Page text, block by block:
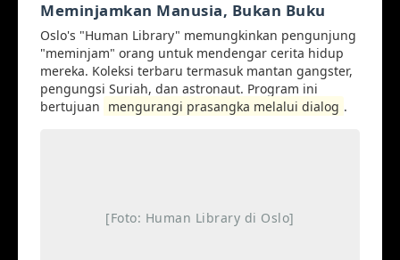
Meminjamkan Manusia, Bukan Buku
Oslo's "Human Library" memungkinkan pengunjung
"meminjam" orang untuk mendengar cerita hidup
mereka. Koleksi terbaru termasuk mantan gangster,
pengungsi Suriah, dan astronaut. Program ini
bertujuan mengurangi prasangka melalui dialog .
[Foto: Human Library di Oslo]